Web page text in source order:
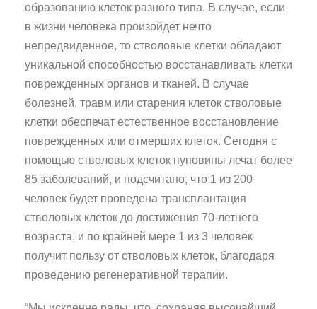
образованию клеток разного типа. В случае, если
в жизни человека произойдет нечто
непредвиденное, то стволовые клетки обладают
уникальной способностью восстанавливать клетки
поврежденных органов и тканей. В случае
болезней, травм или старения клеток стволовые
клетки обеспечат естественное восстановление
поврежденных или отмерших клеток. Сегодня с
помощью стволовых клеток пуповины лечат более
85 заболеваний, и подсчитано, что 1 из 200
человек будет проведена трансплантация
стволовых клеток до достижения 70-летнего
возраста, и по крайней мере 1 из 3 человек
получит пользу от стволовых клеток, благодаря
проведению регенеративной терапии.